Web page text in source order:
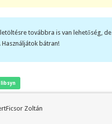
továbbra is van lehetőség, de
bátran!
Zoltán